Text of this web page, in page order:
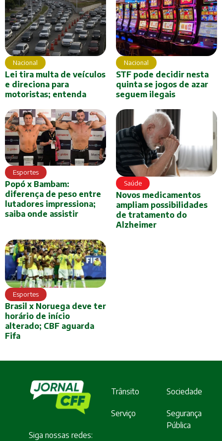
Nacional
Lei tira multa de veículos
e direciona para
motoristas; entenda
Nacional
STF pode decidir nesta
quinta se jogos de azar
seguem ilegais
Esportes
Popó x Bambam:
diferença de peso entre
lutadores impressiona;
saiba onde assistir
Saúde
Novos medicamentos
ampliam possibilidades
de tratamento do
Alzheimer
Esportes
Brasil x Noruega deve ter
horário de início
alterado; CBF aguarda
Fifa
Siga nossas redes:
Trânsito Sociedade
Serviço
Segurança
Pública